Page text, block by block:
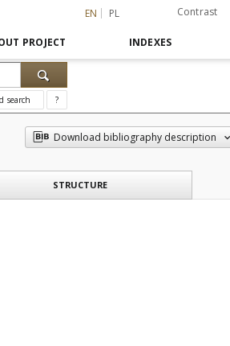
EN PL Contrast
PROJECT INDEXES
search ?
Download bibliography description
STRUCTURE